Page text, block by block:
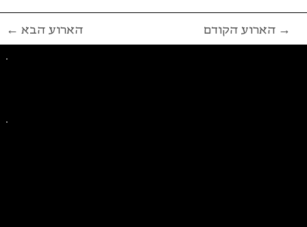
← הארוע הבא הארוע הקודם →